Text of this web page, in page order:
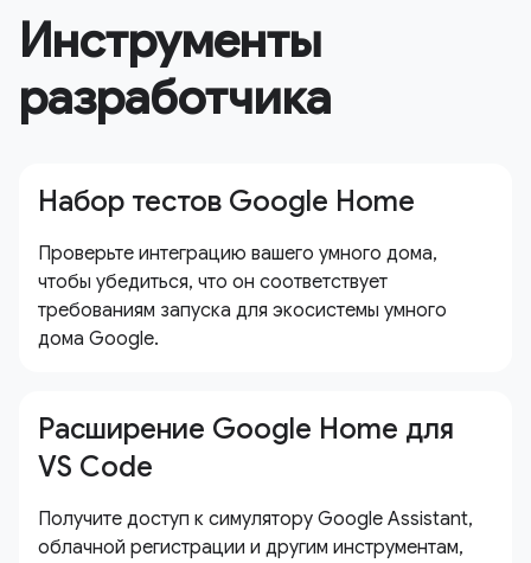
Инструменты
разработчика
Набор тестов Google Home
Проверьте интеграцию вашего умного дома,
чтобы убедиться, что он соответствует
требованиям запуска для экосистемы умного
дома Google.
Расширение Google Home для
VS Code
Получите доступ к симулятору Google Assistant,
облачной регистрации и другим инструментам,